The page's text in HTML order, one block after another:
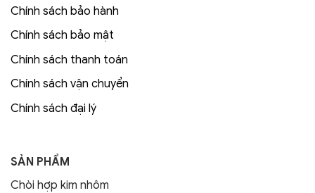
Chính sách bảo hành
Chính sách bảo mật
Chính sách thanh toán
Chính sách vận chuyển
Chính sách đại lý
SẢN PHẨM
Chòi hợp kim nhôm